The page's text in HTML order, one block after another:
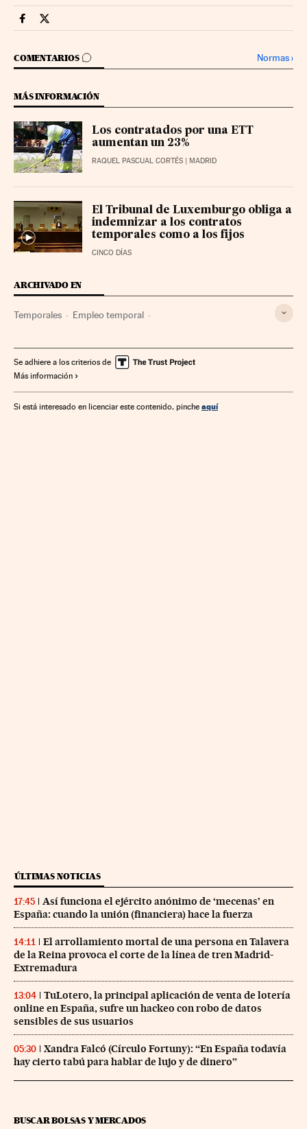
Economia Cinco Días en Facebook
Economia Cinco Días en Twitter
COMENTARIOS
IR A LOS COMENTARIOS Normas›
MÁS INFORMACIÓN
Los contratados por una ETT
aumentan un 23%
RAQUEL PASCUAL CORTÉS | MADRID
El Tribunal de Luxemburgo obliga a
indemnizar a los contratos
temporales como a los fijos
CINCO DÍAS
ARCHIVADO EN
Temporales Empleo temporal
Tribunales Desastres Empleo Poder judicial
Sucesos Unión Europea
Organizaciones internacionales Europa Trabajo
Se adhiere a los criterios de
Más información
Si está interesado en licenciar este contenido, pinche aquí
ÚLTIMAS NOTICIAS
17:45
Así funciona el ejército anónimo de ‘mecenas’ en
España: cuando la unión (financiera) hace la fuerza
14:11
El arrollamiento mortal de una persona en Talavera
de la Reina provoca el corte de la línea de tren Madrid-
Extremadura
13:04
TuLotero, la principal aplicación de venta de lotería
online en España, sufre un hackeo con robo de datos
sensibles de sus usuarios
05:30
Xandra Falcó (Círculo Fortuny): “En España todavía
hay cierto tabú para hablar de lujo y de dinero”
BUSCAR BOLSAS Y MERCADOS